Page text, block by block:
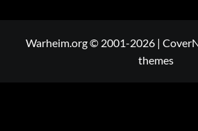
Warheim.org © 2001-2026 |
themes